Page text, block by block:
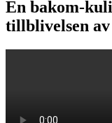
En bakom-
tillblivelsen